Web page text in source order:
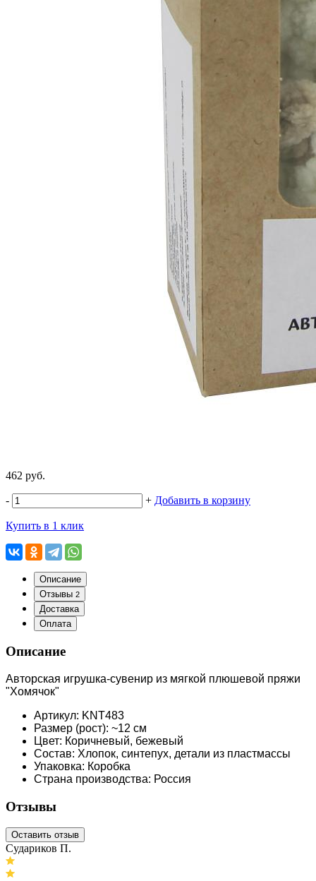
462 руб.
- + Добавить в корзину
Купить в 1 клик
Описание
Отзывы 2
Доставка
Оплата
Описание
Авторская игрушка-сувенир из мягкой плюшевой пряжи
"Хомячок"
Артикул: KNT483
Размер (рост): ~12 см
Цвет: Коричневый, бежевый
Состав: Хлопок, синтепух, детали из пластмассы
Упаковка: Коробка
Страна производства: Россия
Отзывы
Оставить отзыв
Судариков П.